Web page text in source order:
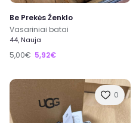
Be Prekės Ženklo
Vasariniai batai
44, Nauja
5,00€ 5,92€
0